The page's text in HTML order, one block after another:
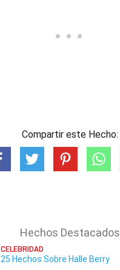
Compartir este Hecho:
Hechos Destacados
CELEBRIDAD
25 Hechos Sobre Halle Berry